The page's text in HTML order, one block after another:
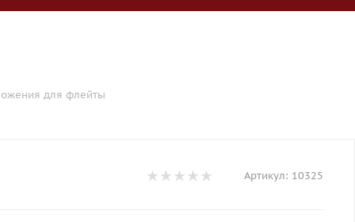
для флейты
Артикул: 10325